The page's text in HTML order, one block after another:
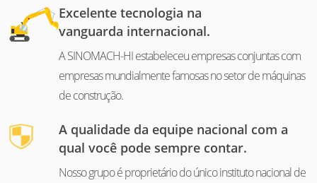
Excelente tecnologia na
vanguarda internacional.
A SINOMACH-HI estabeleceu empresas conjuntas com
empresas mundialmente famosas no setor de máquinas
de construção.
A qualidade da equipe nacional com a
qual você pode sempre contar.
Nosso grupo é proprietário do único instituto nacional de